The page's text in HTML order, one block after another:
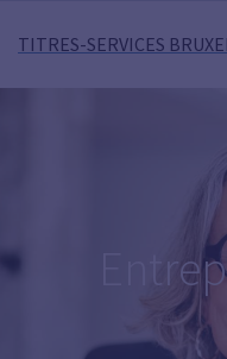
TITRES-SERVICES